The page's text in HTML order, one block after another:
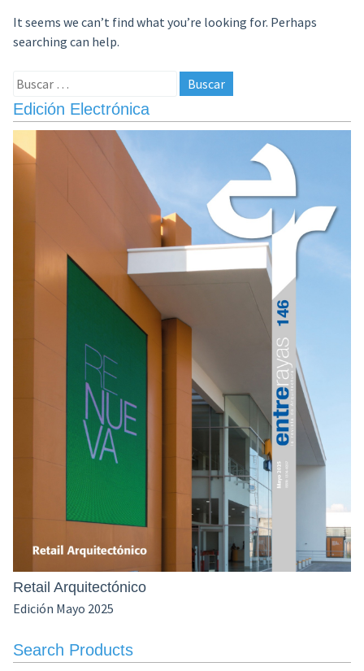
It seems we can’t find what you’re looking for. Perhaps
searching can help.
Buscar:
Edición Electrónica
Retail Arquitectónico
Edición Mayo 2025
Search Products